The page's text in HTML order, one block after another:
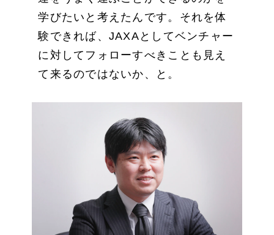
学びたいと考えたんです。それを体
験できれば、JAXAとしてベンチャー
に対してフォローすべきことも見え
て来るのではないか、と。